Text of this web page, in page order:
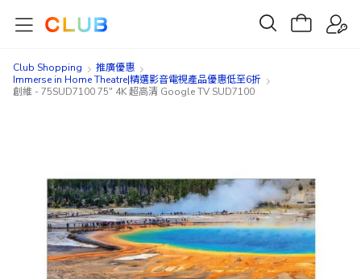
Club Shopping
推廣優惠
Immerse in Home Theatre|精選影音電視產品優惠低至6折
創維 - 75SUD7100 75" 4K 超高清 Google TV SUD7100
images
gallery
images
gallery